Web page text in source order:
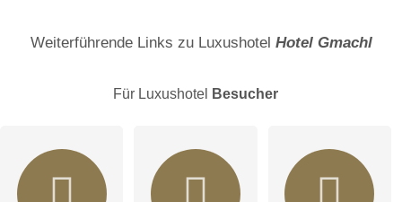
E-Mail-Adresse (wird nicht veröffentlicht)
Weiterführende Links zu Luxushotel Hotel Gmachl
Für Luxushotel Besucher